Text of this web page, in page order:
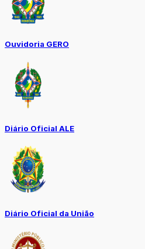
Ouvidoria GERO
Diário Oficial ALE
Diário Oficial da União